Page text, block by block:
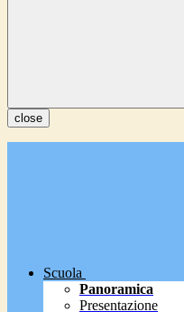
close
Scuola
Panoramica
Presentazione